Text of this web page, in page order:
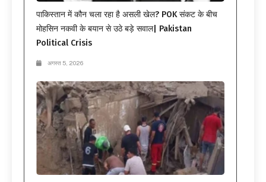
पाकिस्तान में कौन चला रहा है असली खेल? POK संकट के बीच
मोहसिन नकवी के बयान से उठे बड़े सवाल| Pakistan
Political Crisis
अगस्त 5, 2026